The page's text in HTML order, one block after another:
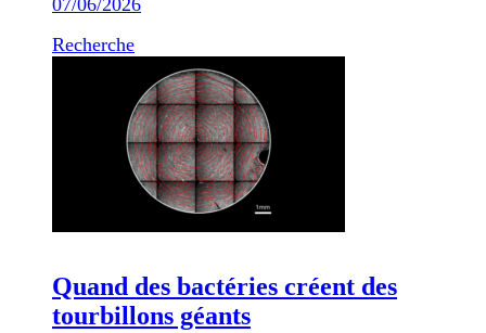
Recherche
Quand des bactéries créent des
tourbillons géants